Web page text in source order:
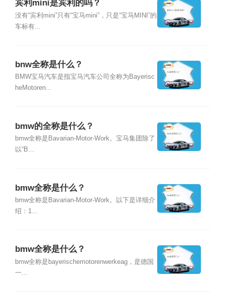
宾利mini是宾利的吗？
没有“宾利mini”只有“宝马mini”，只是“宝马MINI”的
车标有...
bnw全称是什么？
BMW宝马汽车是指宝马汽车公司全称为Bayerisc
heMotoren...
bmw的全称是什么？
bmw全称是Bavarian-Motor-Work。宝马集团除了
以“B...
bmw全称是什么？
bmw全称是Bavarian-Motor-Work。以下是详细介
绍：1...
bmw全称是什么？
bmw全称是bayerischemotorenwerkeag，是德国
一...